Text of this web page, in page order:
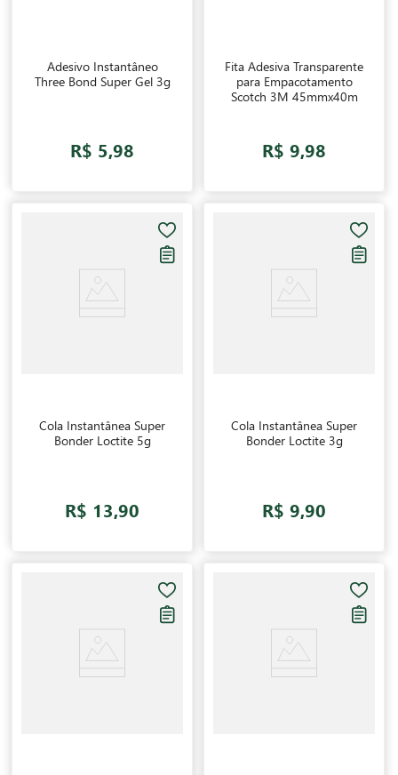
Adesivo Instantâneo
Three Bond Super Gel 3g
R$ 5,98
Fita Adesiva Transparente
para Empacotamento
Scotch 3M 45mmx40m
R$ 9,98
Cola Instantânea Super
Bonder Loctite 5g
R$ 13,90
Cola Instantânea Super
Bonder Loctite 3g
R$ 9,90